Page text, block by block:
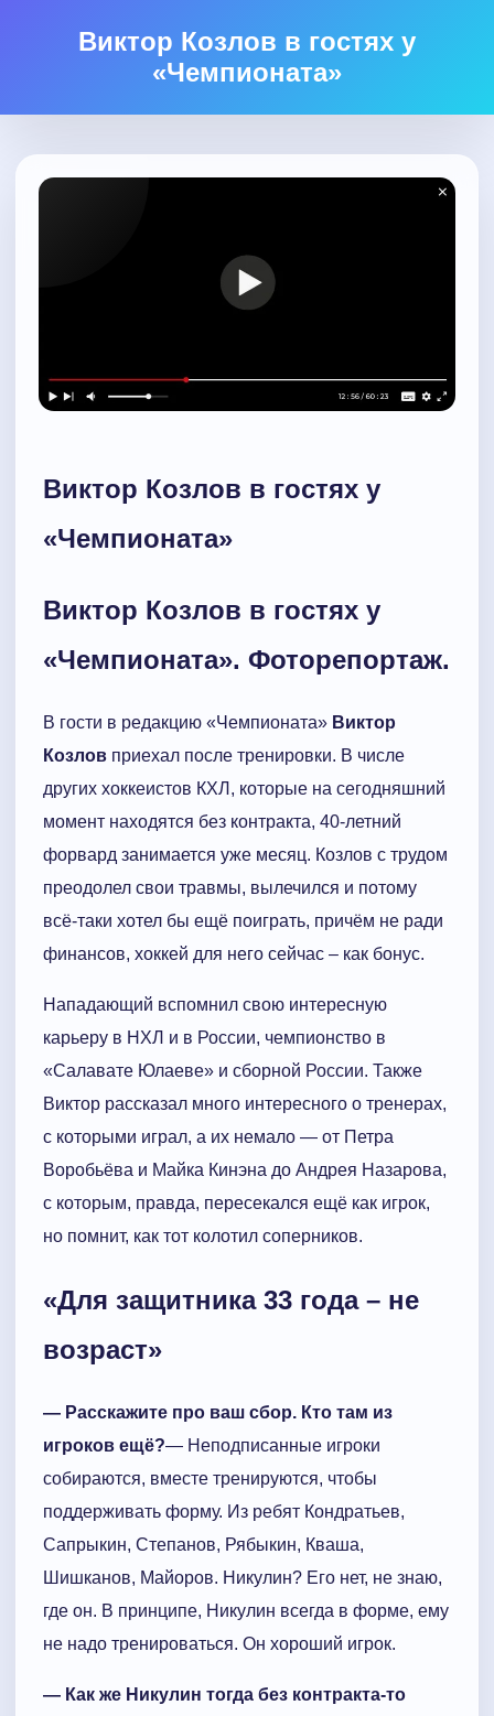
Виктор Козлов в гостях у
«Чемпионата»
Виктор Козлов в гостях у
«Чемпионата»
Виктор Козлов в гостях у
«Чемпионата». Фоторепортаж.
В гости в редакцию «Чемпионата» Виктор
Козлов приехал после тренировки. В числе
других хоккеистов КХЛ, которые на сегодняшний
момент находятся без контракта, 40-летний
форвард занимается уже месяц. Козлов с трудом
преодолел свои травмы, вылечился и потому
всё-таки хотел бы ещё поиграть, причём не ради
финансов, хоккей для него сейчас – как бонус.
Нападающий вспомнил свою интересную
карьеру в НХЛ и в России, чемпионство в
«Салавате Юлаеве» и сборной России. Также
Виктор рассказал много интересного о тренерах,
с которыми играл, а их немало — от Петра
Воробьёва и Майка Кинэна до Андрея Назарова,
с которым, правда, пересекался ещё как игрок,
но помнит, как тот колотил соперников.
«Для защитника 33 года – не
возраст»
— Расскажите про ваш сбор. Кто там из
игроков ещё?— Неподписанные игроки
собираются, вместе тренируются, чтобы
поддерживать форму. Из ребят Кондратьев,
Сапрыкин, Степанов, Рябыкин, Кваша,
Шишканов, Майоров. Никулин? Его нет, не знаю,
где он. В принципе, Никулин всегда в форме, ему
не надо тренироваться. Он хороший игрок.
— Как же Никулин тогда без контракта-то